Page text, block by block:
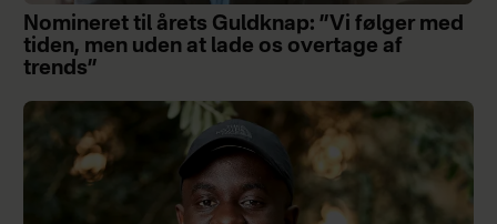
Nomineret til årets Guldknap: ”Vi følger med
tiden, men uden at lade os overtage af
trends”